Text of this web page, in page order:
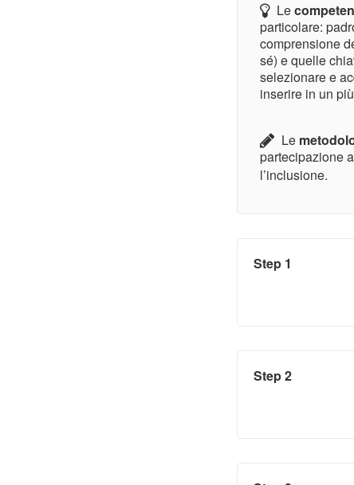
Le
particolare:
comprensione
sé) e quelle
selezionare e
inserire in un
Le
partecipazione
l’inclusione.
Step 1
Step 2